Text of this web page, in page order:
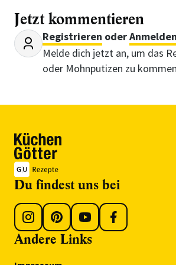
Jetzt kommentieren
Registrieren oderAnmelden
Melde dich jetzt an, um das
oder Mohnputizen zu
Du findest uns bei
Andere Links